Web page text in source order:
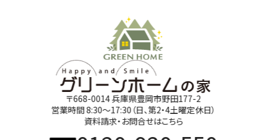
〒668-0014 兵庫県豊岡市野田177-2
営業時間 8:30～17:30（日、第2・4土曜定休日）
資料請求・お問合せはこちら